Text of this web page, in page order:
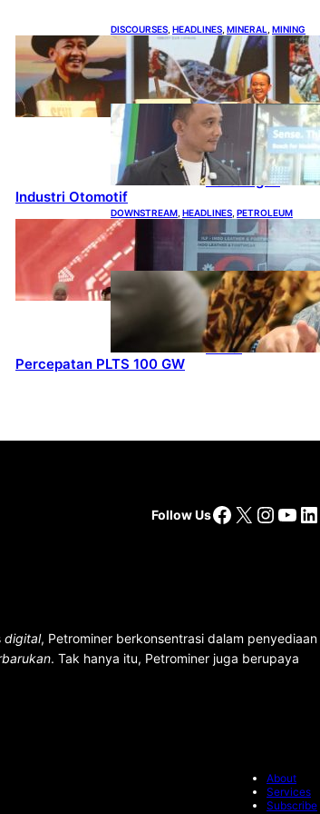
DISCOURSES HEADLINES MINERAL MINING
Bahlil Luncurkan 10 Buku
Rekam Jejak Kepemimpinan
dan Kebijakan
HEADLINES ,
TECHNOLOGY
Teknologi
Keselamatan,
Penentu Baru
Persaingan
Industri Otomotif
DOWNSTREAM HEADLINES PETROLEUM
Terbuka, Peluang Usaha bagi
IKM Alas Kaki Lokal
ENERGY, HEADLINES
RENEWABLE
IESR:
Kepemimpinan
Terpadu jadi
Kunci
Percepatan PLTS 100 GW
Follow UsFacebook
X
digital, Petrominer berkonsentrasi dalam penyediaan
. Tak hanya itu, Petrominer juga berupaya
About
Services
Subscribe